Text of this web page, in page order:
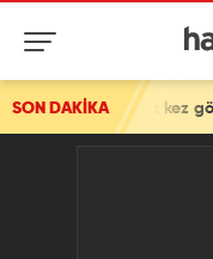
SON DAKİKA
ilk kez gösterdi! Gizli